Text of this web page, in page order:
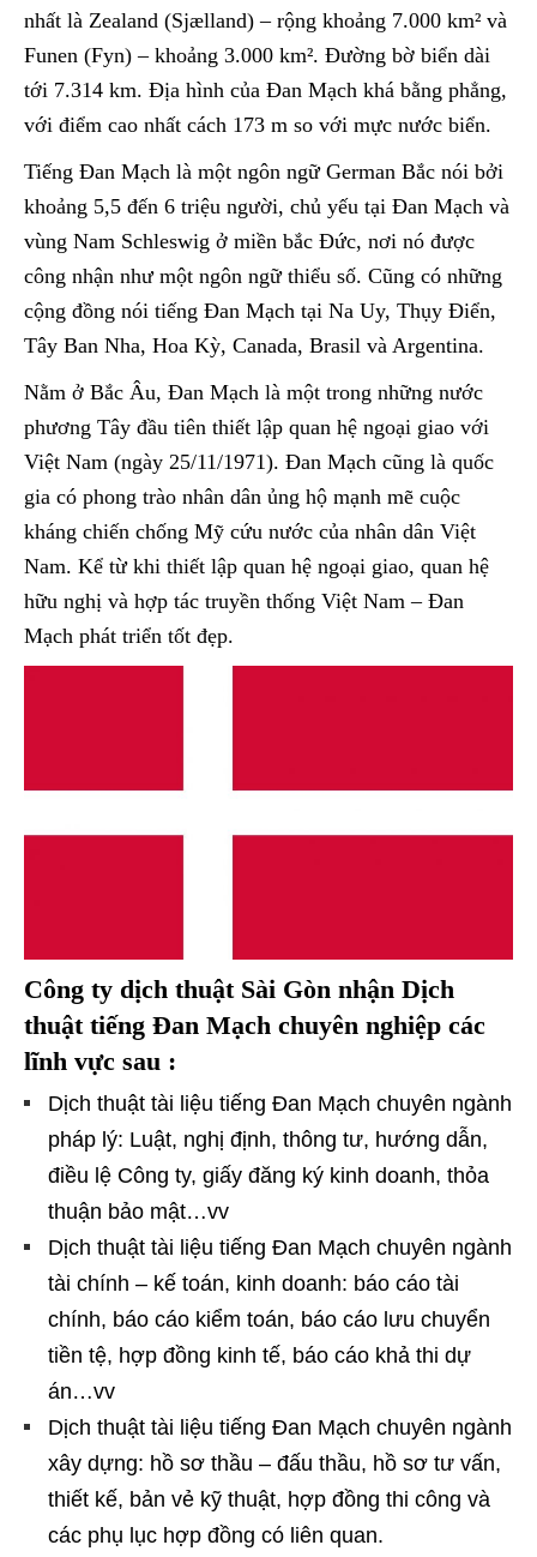
nhất là Zealand (Sjælland) – rộng khoảng 7.000 km² và
Funen (Fyn) – khoảng 3.000 km². Đường bờ biển dài
tới 7.314 km. Địa hình của Đan Mạch khá bằng phẳng,
với điểm cao nhất cách 173 m so với mực nước biển.
Tiếng Đan Mạch là một ngôn ngữ German Bắc nói bởi
khoảng 5,5 đến 6 triệu người, chủ yếu tại Đan Mạch và
vùng Nam Schleswig ở miền bắc Đức, nơi nó được
công nhận như một ngôn ngữ thiểu số. Cũng có những
cộng đồng nói tiếng Đan Mạch tại Na Uy, Thụy Điển,
Tây Ban Nha, Hoa Kỳ, Canada, Brasil và Argentina.
Nằm ở Bắc Âu, Đan Mạch là một trong những nước
phương Tây đầu tiên thiết lập quan hệ ngoại giao với
Việt Nam (ngày 25/11/1971). Đan Mạch cũng là quốc
gia có phong trào nhân dân ủng hộ mạnh mẽ cuộc
kháng chiến chống Mỹ cứu nước của nhân dân Việt
Nam. Kể từ khi thiết lập quan hệ ngoại giao, quan hệ
hữu nghị và hợp tác truyền thống Việt Nam – Đan
Mạch phát triển tốt đẹp.
Công ty dịch thuật Sài Gòn nhận Dịch
thuật tiếng Đan Mạch chuyên nghiệp các
lĩnh vực sau :
Dịch thuật tài liệu tiếng Đan Mạch chuyên ngành
pháp lý: Luật, nghị định, thông tư, hướng dẫn,
điều lệ Công ty, giấy đăng ký kinh doanh, thỏa
thuận bảo mật…vv
Dịch thuật tài liệu tiếng Đan Mạch chuyên ngành
tài chính – kế toán, kinh doanh: báo cáo tài
chính, báo cáo kiểm toán, báo cáo lưu chuyển
tiền tệ, hợp đồng kinh tế, báo cáo khả thi dự
án…vv
Dịch thuật tài liệu tiếng Đan Mạch chuyên ngành
xây dựng: hồ sơ thầu – đấu thầu, hồ sơ tư vấn,
thiết kế, bản vẻ kỹ thuật, hợp đồng thi công và
các phụ lục hợp đồng có liên quan.